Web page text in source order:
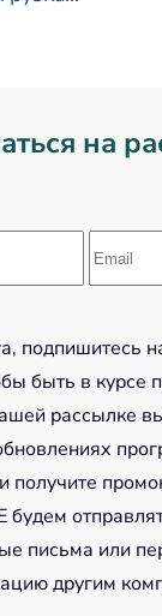
на
подпишитесь
быть в курсе
рассылке
получите
письма или
другим